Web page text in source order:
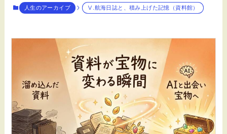
人生のアーカイブ Ⅴ.航海日誌と、積み上げた記憶（資料館）